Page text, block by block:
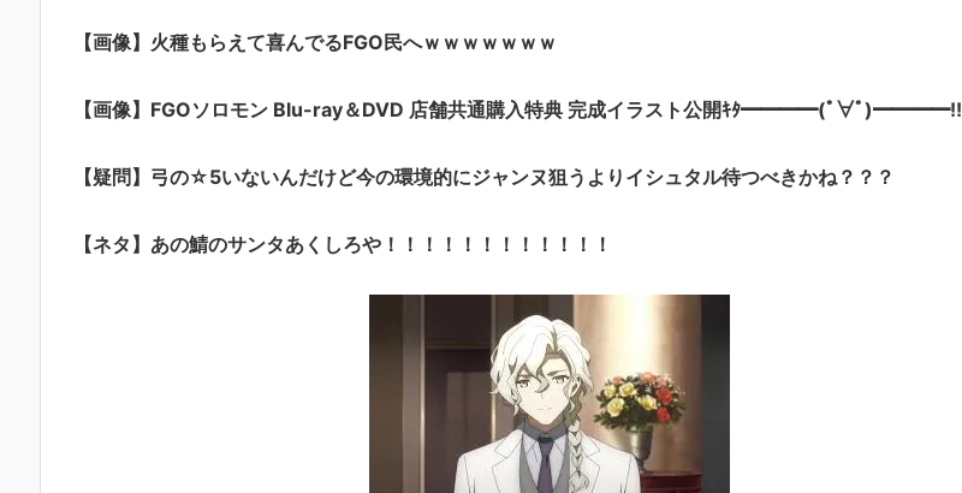
【画像】火種もらえて喜んでるFGO民へｗｗｗｗｗｗｗ
【画像】FGOソロモン Blu-ray＆DVD 店舗共通購入特典 完成イラスト公開ｷﾀ━━━━(ﾟ∀ﾟ)━━━━!!
【疑問】弓の☆5いないんだけど今の環境的にジャンヌ狙うよりイシュタル待つべきかね？？？
【ネタ】あの鯖のサンタあくしろや！！！！！！！！！！！！